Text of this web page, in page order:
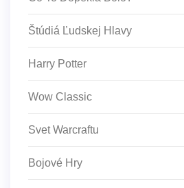
Štúdiá Ľudskej Hlavy
Harry Potter
Wow Classic
Svet Warcraftu
Bojové Hry